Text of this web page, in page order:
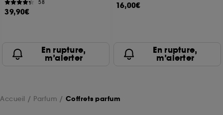
58
39,90€
En rupture,
m’alerter
16,00€
En rupture,
m’alerter
Accueil Parfum Coffrets parfum